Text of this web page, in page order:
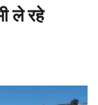
ले रहे